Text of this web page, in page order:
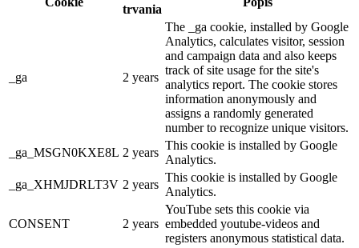
trvania
_ga 2 years
The _ga cookie, installed by Google
Analytics, calculates visitor, session
and campaign data and also keeps
track of site usage for the site's
analytics report. The cookie stores
information anonymously and
assigns a randomly generated
number to recognize unique visitors.
_ga_MSGN0KXE8L 2 years
This cookie is installed by Google
Analytics.
_ga_XHMJDRLT3V 2 years
This cookie is installed by Google
Analytics.
CONSENT 2 years
YouTube sets this cookie via
embedded youtube-videos and
registers anonymous statistical data.